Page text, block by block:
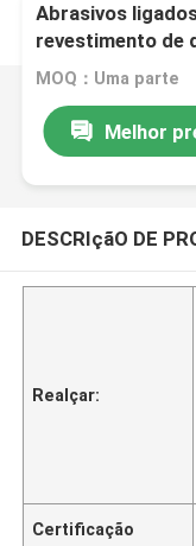
Abrasivos
revestimento de
formas de alta
MOQ：Uma parte
Melhor
DESCRIçãO DE
Realçar:
Certificação